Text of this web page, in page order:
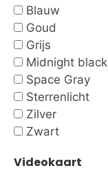
Blauw
Goud
Grijs
Midnight black
Space Gray
Sterrenlicht
Zilver
Zwart
Videokaart